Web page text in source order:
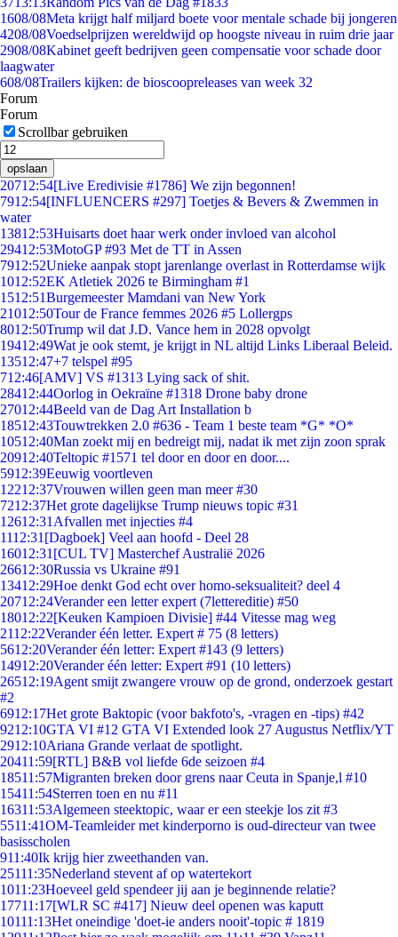
1608/08Meta krijgt half miljard boete voor mentale schade bij jongeren
4208/08Voedselprijzen wereldwijd op hoogste niveau in ruim drie jaar
2908/08Kabinet geeft bedrijven geen compensatie voor schade door
laagwater
608/08Trailers kijken: de bioscoopreleases van week 32
Forum
Forum
Scrollbar gebruiken
opslaan
20712:54[Live Eredivisie #1786] We zijn begonnen!
7912:54[INFLUENCERS #297] Toetjes & Bevers & Zwemmen in
water
13812:53Huisarts doet haar werk onder invloed van alcohol
29412:53MotoGP #93 Met de TT in Assen
7912:52Unieke aanpak stopt jarenlange overlast in Rotterdamse wijk
1012:52EK Atletiek 2026 te Birmingham #1
1512:51Burgemeester Mamdani van New York
21012:50Tour de France femmes 2026 #5 Lollergps
8012:50Trump wil dat J.D. Vance hem in 2028 opvolgt
19412:49Wat je ook stemt, je krijgt in NL altijd Links Liberaal Beleid.
13512:47+7 telspel #95
712:46[AMV] VS #1313 Lying sack of shit.
28412:44Oorlog in Oekraïne #1318 Drone baby drone
27012:44Beeld van de Dag Art Installation b
18512:43Touwtrekken 2.0 #636 - Team 1 beste team *G* *O*
10512:40Man zoekt mij en bedreigt mij, nadat ik met zijn zoon sprak
20912:40Teltopic #1571 tel door en door en door....
5912:39Eeuwig voortleven
12212:37Vrouwen willen geen man meer #30
7212:37Het grote dagelijkse Trump nieuws topic #31
12612:31 Afvallen met injecties #4
1112:31 [Dagboek] Veel aan hoofd - Deel 28
16012:31 [CUL TV] Masterchef Australië 2026
26612:30Russia vs Ukraine #91
13412:29Hoe denkt God echt over homo-seksualiteit? deel 4
20712:24Verander een letter expert (7lettereditie) #50
18012:22[Keuken Kampioen Divisie] #44 Vitesse mag weg
2112:22Verander één letter. Expert # 75 (8 letters)
5612:20Verander één letter: Expert #143 (9 letters)
14912:20Verander één letter: Expert #91 (10 letters)
26512:19Agent smijt zwangere vrouw op de grond, onderzoek gestart
#2
6912:17Het grote Baktopic (voor bakfoto's, -vragen en -tips) #42
9212:10GTA VI #12 GTA VI Extended look 27 Augustus Netflix/YT
2912:10Ariana Grande verlaat de spotlight.
20411:59[RTL] B&B vol liefde 6de seizoen #4
18511:57Migranten breken door grens naar Ceuta in Spanje,l #10
15411:54Sterren toen en nu #11
16311:53Algemeen steektopic, waar er een steekje los zit #3
5511:41OM-Teamleider met kinderporno is oud-directeur van twee
basisscholen
911:40Ik krijg hier zweethanden van.
25111:35Nederland stevent af op watertekort
1011:23Hoeveel geld spendeer jij aan je beginnende relatie?
17711:17[WLR SC #417] Nieuw deel openen was kaputt
10111:13Het oneindige 'doet-ie anders nooit'-topic # 1819